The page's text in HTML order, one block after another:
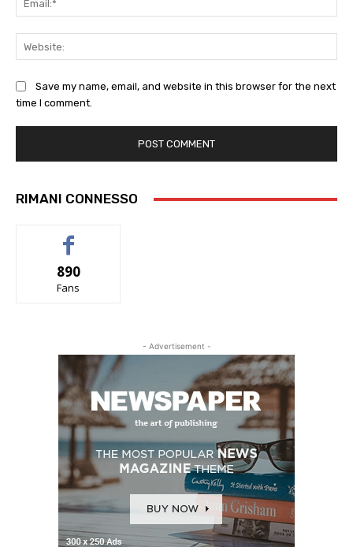
Save my name, email, and website in this browser for the next
time I comment.
RIMANI CONNESSO
890
Fans
- Advertisement -